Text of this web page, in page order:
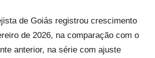
de Goiás registrou crescimento
de 2026, na comparação com o
anterior, na série com ajuste